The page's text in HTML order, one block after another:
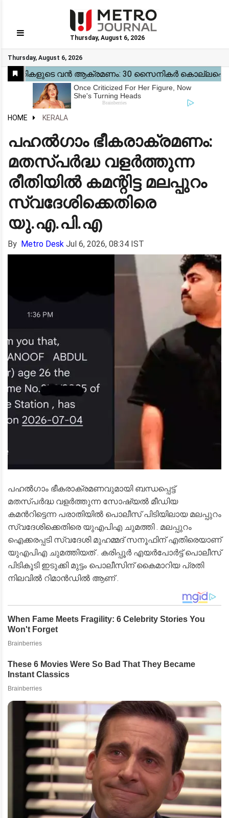
Thursday, August 6, 2026
Thursday, August 6, 2026
GO
Home
Kerala
National
Gulf
World
Sports
Movies
Health
Automobile
Travel
Education
Novel
Business
Technology
Webstory
HOME KERALA
പഹൽഗാം ഭീകരാക്രമണം:
മതസ്പർദ്ധ വളർത്തുന്ന
രീതിയിൽ കമന്റിട്ട മലപ്പുറം
സ്വദേശിക്കെതിരെ
യു.എ.പി.എ
By Metro Desk Jul 6, 2026, 08:34 IST
പഹൽഗാം ഭീകരാക്രമണവുമായി ബന്ധപ്പെട്ട്
മതസ്പർദ്ധ വളർത്തുന്ന സോഷ്യൽ മീഡിയ
കമന്‍റിട്ടെന്ന പരാതിയിൽ പൊലീസ് പിടിയിലായ മലപ്പുറം
സ്വദേശിക്കെതിരെ യുഎപിഎ ചുമത്തി . മലപ്പുറം
ഐക്കരപ്പടി സ്വദേശി മുഹമ്മദ് സനൂഫിന് എതിരെയാണ്
യുഎപിഎ ചുമത്തിയത് . കരിപ്പൂർ എയർപോർട്ട് പൊലീസ്
പിടികൂടി ഇടുക്കി മുട്ടം പൊലീസിന് കൈമാറിയ പ്രതി
നിലവിൽ റിമാൻഡിൽ ആണ് .